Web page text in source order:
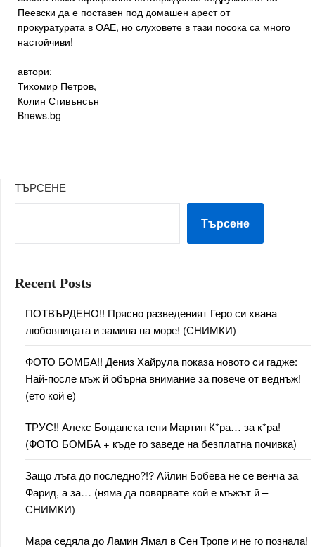
Пеевски да е поставен под домашен арест от
прокуратурата в ОАЕ, но слуховете в тази посока са много
настойчиви!
автори:
Тихомир Петров,
Колин Стивънсън
Bnews.bg
ТЪРСЕНЕ
Търсене
Recent Posts
ПОТВЪРДЕНО!! Прясно разведеният Геро си хвана
любовницата и замина на море! (СНИМКИ)
ФОТО БОМБА!! Дениз Хайрула показа новото си гадже:
Най-после мъж й обърна внимание за повече от веднъж!
(ето кой е)
ТРУС!! Алекс Богданска гепи Мартин К*ра… за к*ра!
(ФОТО БОМБА + къде го заведе на безплатна почивка)
Защо лъга до последно?!? Айлин Бобева не се венча за
Фарид, а за… (няма да повярвате кой е мъжът й –
СНИМКИ)
Мара седяла до Ламин Ямал в Сен Тропе и не го познала!